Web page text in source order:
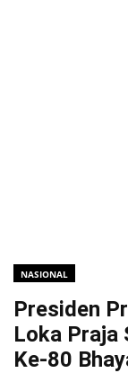
NASIONAL
Presiden
Loka Praja
Ke-80